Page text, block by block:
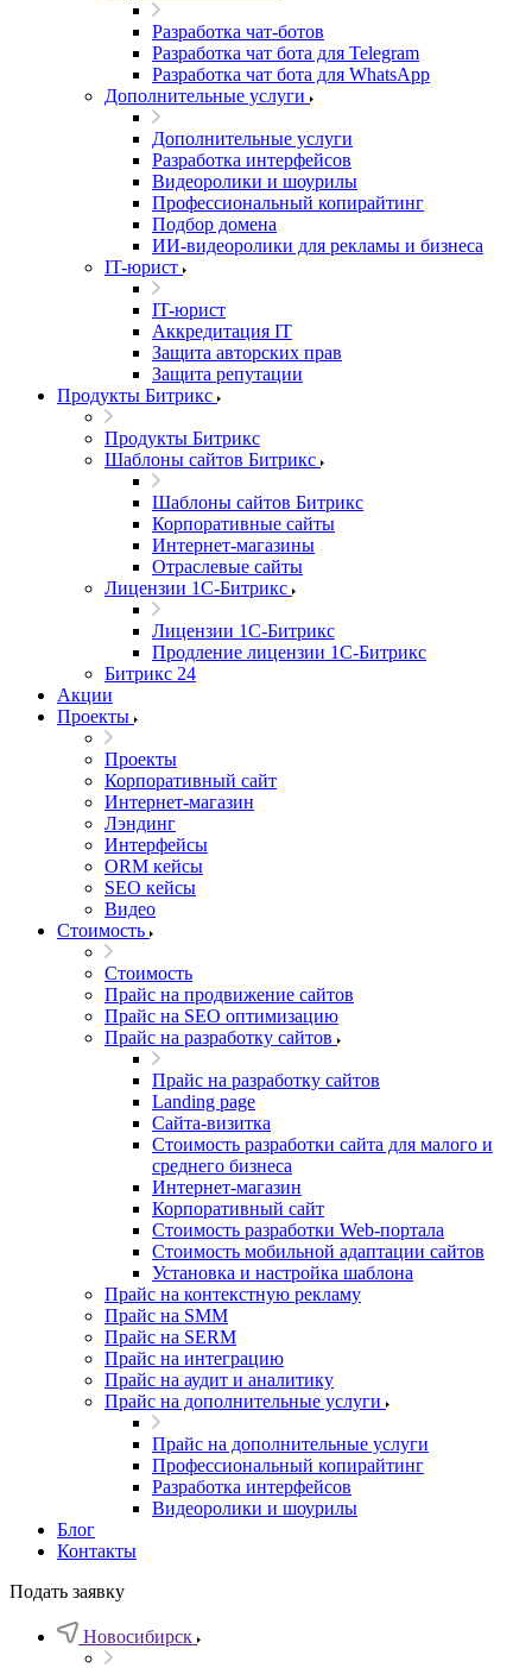
Разработка чат-ботов
Разработка чат бота для Telegram
Разработка чат бота для WhatsApp
Дополнительные услуги
Дополнительные услуги
Разработка интерфейсов
Видеоролики и шоурилы
Профессиональный копирайтинг
Подбор домена
ИИ-видеоролики для рекламы и бизнеса
IT-юрист
IT-юрист
Аккредитация IT
Защита авторских прав
Защита репутации
Продукты Битрикс
Продукты Битрикс
Шаблоны сайтов Битрикс
Шаблоны сайтов Битрикс
Корпоративные сайты
Интернет-магазины
Отраслевые сайты
Лицензии 1С-Битрикс
Лицензии 1С-Битрикс
Продление лицензии 1С-Битрикс
Битрикс 24
Акции
Проекты
Проекты
Корпоративный сайт
Интернет-магазин
Лэндинг
Интерфейсы
ORM кейсы
SEO кейсы
Видео
Стоимость
Стоимость
Прайс на продвижение сайтов
Прайс на SEO оптимизацию
Прайс на разработку сайтов
Прайс на разработку сайтов
Landing page
Cайта-визитка
Стоимость разработки сайта для малого и
среднего бизнеса
Интернет-магазин
Корпоративный сайт
Стоимость разработки Web-портала
Стоимость мобильной адаптации сайтов
Установка и настройка шаблона
Прайс на контекстную рекламу
Прайс на SMM
Прайс на SERM
Прайс на интеграцию
Прайс на аудит и аналитику
Прайс на дополнительные услуги
Прайс на дополнительные услуги
Профессиональный копирайтинг
Разработка интерфейсов
Видеоролики и шоурилы
Блог
Контакты
Подать заявку
Новосибирск